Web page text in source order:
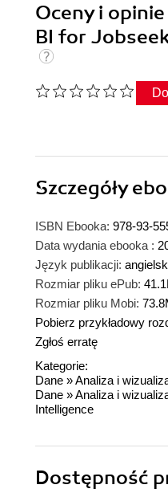
Oceny i
BI for
Szczegóły
ISBN Ebooka: 978-93-
Data wydania ebooka :
Język publikacji:
Rozmiar pliku ePub:
Rozmiar pliku Mobi:
Pobierz przykładowy
Zgłoś erratę
Kategorie:
Dane »Analiza i
Dane »Analiza i
Intelligence
Dostępność